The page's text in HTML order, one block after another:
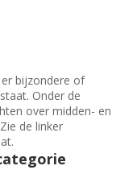
bijzondere of
Onder de
over midden- en
de linker